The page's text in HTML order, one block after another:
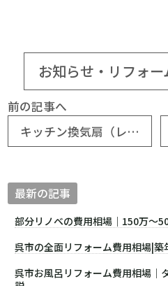
お知らせ・リフォ
前の記事へ
キッチン換気扇（レンジフード）の種類について
最新の記事
部分リノベの費用相場｜150万〜
呉市の全面リフォーム費用相場|
呉市お風呂リフォーム費用相場｜